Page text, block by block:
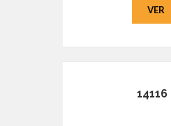
VER
14116